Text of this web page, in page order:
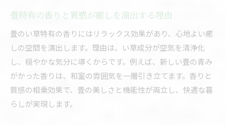
カラー畳が叶えるスタイリッシュな空間
畳の配置アレンジで部屋を彩るポイント
和室以外でも楽しめる畳インテリア術
目積畳など素材の違いで変わる機能性とは
目積畳と引目畳の機能性の違いを比較
セキスイ畳や美畳の特徴とメリット紹介
畳特有の香りと質感が癒しを演出する理由
畳のい草特有の香りにはリラックス効果があり、心地よい癒
しの空間を演出します。理由は、い草成分が空気を清浄化
し、穏やかな気分に導くからです。例えば、新しい畳の青み
がかった香りは、和室の雰囲気を一層引き立てます。香りと
質感の相乗効果で、畳の美しさと機能性が両立し、快適な暮
らしが実現します。